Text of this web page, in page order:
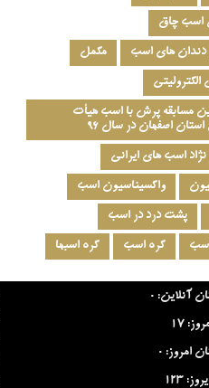
اسب چاق
دندان های اسب مکمل
مسابقه پرش با اسب هیأت
اصفهان در سال ۹۶
نژاد اسب های ایرانی
واکسیناسیون اسب
پشت درد در اسب
کره اسب کره اسبها
سایت:
آنلاین: 0
17
امروز: 0
123